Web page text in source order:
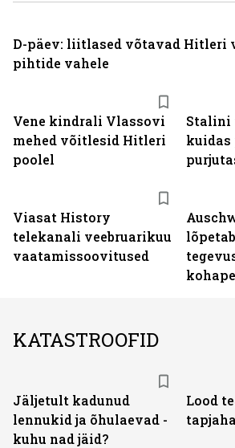
Vene kindrali Vlassovi
mehed võitlesid Hitleri
poolel
Stalini
Viasat History
telekanali veebruarikuu
vaatamissoovitused
D-päev: liitlased võtavad Hitleri
pihtide vahele
KATASTROOFID
Jäljetult kadunud
lennukid ja õhulaevad -
kuhu nad jäid?
Lood